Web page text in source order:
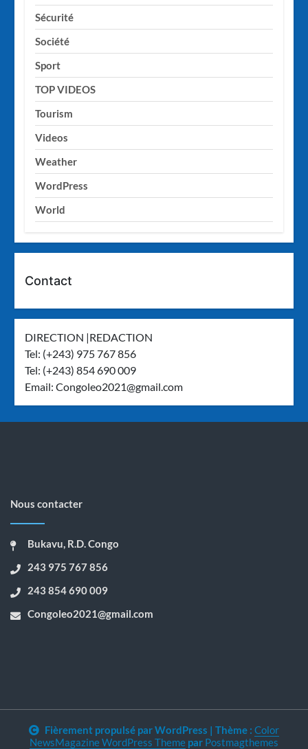
Sécurité
Société
Sport
TOP VIDEOS
Tourism
Videos
Weather
WordPress
World
Contact
DIRECTION |REDACTION
Tel: (+243) 975 767 856
Tel: (+243) 854 690 009
Email:Congoleo2021@gmail.com
Nous contacter
Bukavu, R.D. Congo
243 975 767 856
243 854 690 009
Congoleo2021@gmail.com
Fièrement propulsé par WordPress | Thème : Color
NewsMagazine WordPress Theme par Postmagthemes